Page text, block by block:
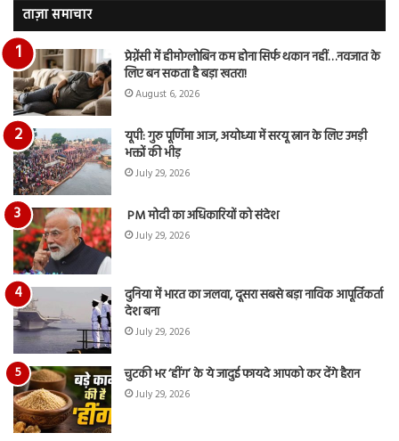
वीडियो…
ताज़ा समाचार
प्रेग्नेंसी में हीमोग्लोबिन कम होना सिर्फ थकान नहीं…नवजात के
लिए बन सकता है बड़ा खतरा!
August 6, 2026
यूपी: गुरु पूर्णिमा आज, अयोध्या में सरयू स्नान के लिए उमड़ी
भक्तों की भीड़
July 29, 2026
PM मोदी का अधिकारियों को संदेश
July 29, 2026
दुनिया में भारत का जलवा, दूसरा सबसे बड़ा नाविक आपूर्तिकर्ता
देश बना
July 29, 2026
चुटकी भर ‘हींग’ के ये जादुई फायदे आपको कर देंगे हैरान
July 29, 2026